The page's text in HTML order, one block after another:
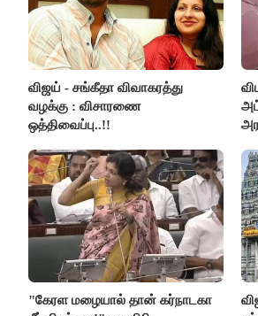
விஜய் - சங்கீதா விவாகரத்து
வழக்கு : விசாரணை
ஒத்திவைப்பு..!!
"கேரள மழையால் தான் கர்நாடகா